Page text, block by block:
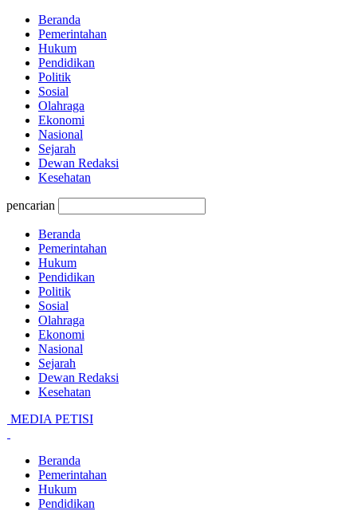
Beranda
Pemerintahan
Hukum
Pendidikan
Politik
Sosial
Olahraga
Ekonomi
Nasional
Sejarah
Dewan Redaksi
Kesehatan
pencarian
Beranda
Pemerintahan
Hukum
Pendidikan
Politik
Sosial
Olahraga
Ekonomi
Nasional
Sejarah
Dewan Redaksi
Kesehatan
MEDIA PETISI
Beranda
Pemerintahan
Hukum
Pendidikan